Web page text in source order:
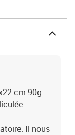
cm 90g
Il nous